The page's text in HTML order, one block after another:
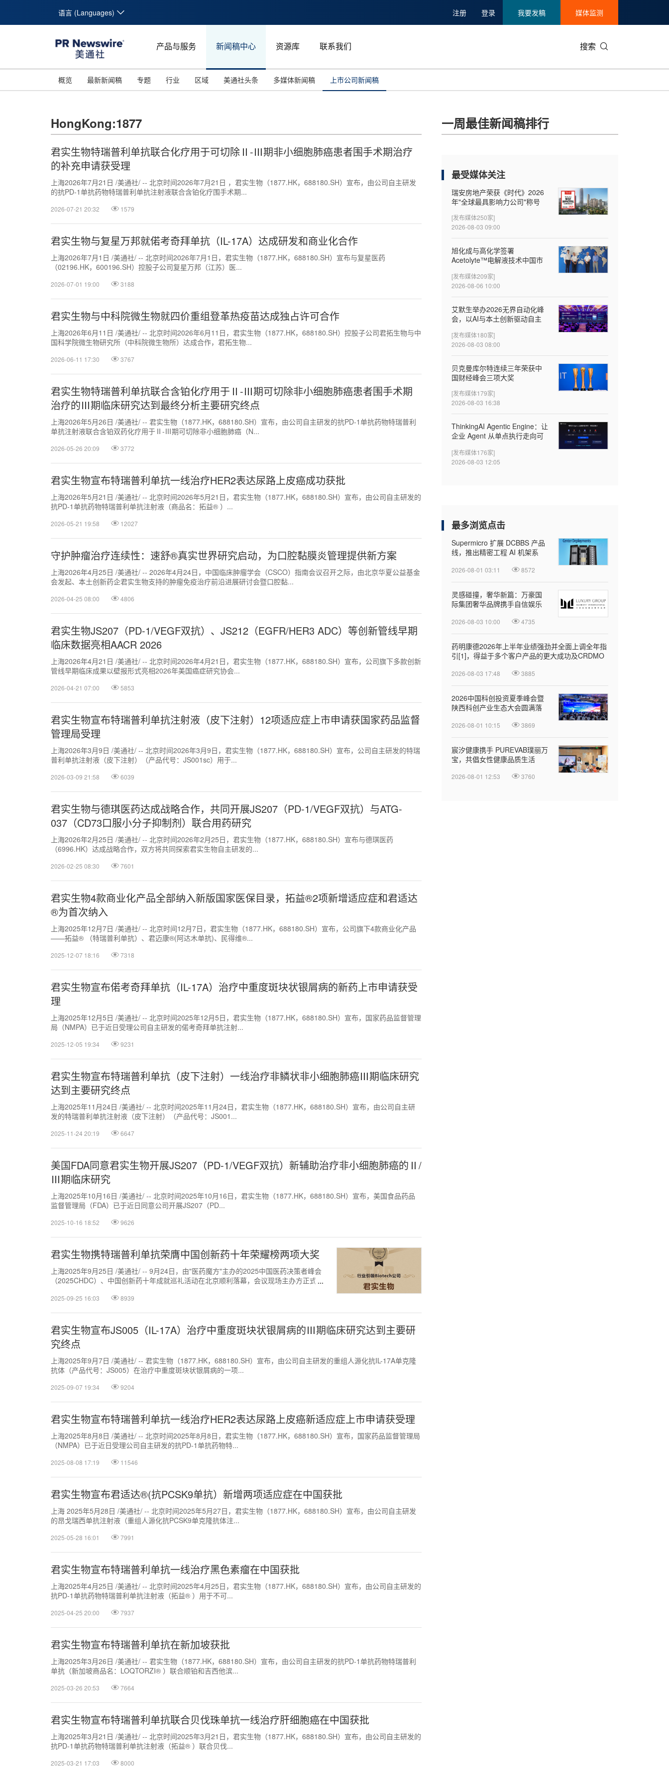
语言 (Languages) 注册 登录 我要发稿 媒体监测
产品与服务 新闻稿中心 资源库 联系我们 搜索
概览 最新新闻稿 专题
碳中和
人工智能
汉诺威工业博览会
世界杯
行业
娱乐时尚与艺术
体育
广告营销传媒
会展
区域
新加坡
美通社头条 多媒体新闻稿 上市公司新闻稿
HongKong:1877
君实生物特瑞普利单抗联合化疗用于可切除Ⅱ-Ⅲ期非小细胞肺癌患者围手术期治疗
的补充申请获受理
上海2026年7月21日 /美通社/ -- 北京时间2026年7月21日 ，君实生物（1877.HK，688180.SH）宣布，由公司自主研发
的抗PD-1单抗药物特瑞普利单抗注射液联合含铂化疗围手术期...
2026-07-21 20:32 1579
君实生物与复星万邦就偌考奇拜单抗（IL-17A）达成研发和商业化合作
上海2026年7月1日 /美通社/ -- 北京时间2026年7月1日，君实生物（1877.HK，688180.SH）宣布与复星医药
（02196.HK，600196.SH）控股子公司复星万邦（江苏）医...
2026-07-01 19:00 3188
君实生物与中科院微生物就四价重组登革热疫苗达成独占许可合作
上海2026年6月11日 /美通社/ -- 北京时间2026年6月11日，君实生物（1877.HK，688180.SH）控股子公司君拓生物与中
国科学院微生物研究所（中科院微生物所）达成合作，君拓生物...
2026-06-11 17:30 3767
君实生物特瑞普利单抗联合含铂化疗用于Ⅱ-Ⅲ期可切除非小细胞肺癌患者围手术期
治疗的Ⅲ期临床研究达到最终分析主要研究终点
上海2026年5月26日 /美通社/ -- 君实生物（1877.HK，688180.SH）宣布，由公司自主研发的抗PD-1单抗药物特瑞普利
单抗注射液联合含铂双药化疗用于Ⅱ-Ⅲ期可切除非小细胞肺癌（N...
2026-05-26 20:09 3772
君实生物宣布特瑞普利单抗一线治疗HER2表达尿路上皮癌成功获批
上海2026年5月21日 /美通社/ -- 北京时间2026年5月21日，君实生物（1877.HK，688180.SH）宣布，由公司自主研发的
抗PD-1单抗药物特瑞普利单抗注射液（商品名：拓益® ）...
2026-05-21 19:58 12027
守护肿瘤治疗连续性：速舒®真实世界研究启动，为口腔黏膜炎管理提供新方案
上海2026年4月25日 /美通社/ -- 2026年4月24日，中国临床肿瘤学会（CSCO）指南会议召开之际，由北京华夏公益基金
会发起、本土创新药企君实生物支持的肿瘤免疫治疗前沿进展研讨会暨口腔黏...
2026-04-25 08:00 4806
君实生物JS207（PD-1/VEGF双抗）、JS212（EGFR/HER3 ADC）等创新管线早期
临床数据亮相AACR 2026
上海2026年4月21日 /美通社/ -- 北京时间2026年4月21日，君实生物（1877.HK，688180.SH）宣布，公司旗下多款创新
管线早期临床成果以壁报形式亮相2026年美国癌症研究协会...
2026-04-21 07:00 5853
君实生物宣布特瑞普利单抗注射液（皮下注射）12项适应症上市申请获国家药品监督
管理局受理
上海2026年3月9日 /美通社/ -- 北京时间2026年3月9日，君实生物（1877.HK，688180.SH）宣布，公司自主研发的特瑞
普利单抗注射液（皮下注射）（产品代号：JS001sc）用于...
2026-03-09 21:58 6039
君实生物与德琪医药达成战略合作，共同开展JS207（PD-1/VEGF双抗）与ATG-
037（CD73口服小分子抑制剂）联合用药研究
上海2026年2月25日 /美通社/ -- 北京时间2026年2月25日，君实生物（1877.HK，688180.SH）宣布与德琪医药
（6996.HK）达成战略合作，双方将共同探索君实生物自主研发的...
2026-02-25 08:30 7601
君实生物4款商业化产品全部纳入新版国家医保目录，拓益®2项新增适应症和君适达
®为首次纳入
上海2025年12月7日 /美通社/ -- 北京时间12月7日，君实生物（1877.HK，688180.SH）宣布，公司旗下4款商业化产品
——拓益® （特瑞普利单抗）、君迈康®(阿达木单抗)、民得维®...
2025-12-07 18:16 7318
君实生物宣布偌考奇拜单抗（IL-17A）治疗中重度斑块状银屑病的新药上市申请获受
理
上海2025年12月5日 /美通社/ -- 北京时间2025年12月5日，君实生物（1877.HK，688180.SH）宣布，国家药品监督管理
局（NMPA）已于近日受理公司自主研发的偌考奇拜单抗注射...
2025-12-05 19:34 9231
君实生物宣布特瑞普利单抗（皮下注射）一线治疗非鳞状非小细胞肺癌Ⅲ期临床研究
达到主要研究终点
上海2025年11月24日 /美通社/ -- 北京时间2025年11月24日，君实生物（1877.HK，688180.SH）宣布，由公司自主研
发的特瑞普利单抗注射液（皮下注射）（产品代号：JS001...
2025-11-24 20:19 6647
美国FDA同意君实生物开展JS207（PD-1/VEGF双抗）新辅助治疗非小细胞肺癌的Ⅱ/
Ⅲ期临床研究
上海2025年10月16日 /美通社/ -- 北京时间2025年10月16日，君实生物（1877.HK，688180.SH）宣布，美国食品药品
监督管理局（FDA）已于近日同意公司开展JS207（PD...
2025-10-16 18:52 9626
君实生物携特瑞普利单抗荣膺中国创新药十年荣耀榜两项大奖
上海2025年9月25日 /美通社/ -- 9月24日，由"医药魔方"主办的2025中国医药决策者峰会
（2025CHDC）、中国创新药十年成就巡礼活动在北京顺利落幕，会议现场主办方正式揭
2025-09-25 16:03 8939
君实生物宣布JS005（IL-17A）治疗中重度斑块状银屑病的Ⅲ期临床研究达到主要研
究终点
上海2025年9月7日 /美通社/ -- 君实生物（1877.HK，688180.SH）宣布，由公司自主研发的重组人源化抗IL-17A单克隆
抗体（产品代号：JS005）在治疗中重度斑块状银屑病的一项...
2025-09-07 19:34 9204
君实生物宣布特瑞普利单抗一线治疗HER2表达尿路上皮癌新适应症上市申请获受理
上海2025年8月8日 /美通社/ -- 北京时间2025年8月8日，君实生物（1877.HK，688180.SH）宣布，国家药品监督管理局
（NMPA）已于近日受理公司自主研发的抗PD-1单抗药物特...
2025-08-08 17:19 11546
君实生物宣布君适达®(抗PCSK9单抗）新增两项适应症在中国获批
上海 2025年5月28日 /美通社/ -- 北京时间2025年5月27日，君实生物（1877.HK，688180.SH）宣布，由公司自主研发
的昂戈瑞西单抗注射液（重组人源化抗PCSK9单克隆抗体注...
2025-05-28 16:01 7991
君实生物宣布特瑞普利单抗一线治疗黑色素瘤在中国获批
上海2025年4月25日 /美通社/ -- 北京时间2025年4月25日，君实生物（1877.HK，688180.SH）宣布，由公司自主研发的
抗PD-1单抗药物特瑞普利单抗注射液（拓益® ）用于不可...
2025-04-25 20:00 7937
君实生物宣布特瑞普利单抗在新加坡获批
上海2025年3月26日 /美通社/ -- 君实生物（1877.HK，688180.SH）宣布，由公司自主研发的抗PD-1单抗药物特瑞普利
单抗（新加坡商品名：LOQTORZI® ）联合顺铂和吉西他滨...
2025-03-26 20:53 7664
君实生物宣布特瑞普利单抗联合贝伐珠单抗一线治疗肝细胞癌在中国获批
上海2025年3月21日 /美通社/ -- 北京时间2025年3月21日，君实生物（1877.HK，688180.SH）宣布，由公司自主研发的
抗PD-1单抗药物特瑞普利单抗注射液（拓益® ）联合贝伐...
2025-03-21 17:03 8000
一周最佳新闻稿排行
最受媒体关注
瑞安房地产荣获《时代》2026
年"全球最具影响力公司"称号
[发布媒体250家]
2026-08-03 09:00
旭化成与高化学签署
Acetolyte™电解液技术中国市
[发布媒体209家]
2026-08-06 10:00
‌艾默生举办2026无界自动化峰
会，以AI与本土创新驱动自主
[发布媒体180家]
2026-08-03 08:00
贝克曼库尔特连续三年荣获中
国财经峰会三项大奖
[发布媒体179家]
2026-08-03 16:38
ThinkingAI Agentic Engine：让
企业 Agent 从单点执行走向可
[发布媒体176家]
2026-08-03 12:05
最多浏览点击
Supermicro 扩展 DCBBS 产品
线，推出精密工程 AI 机架系
2026-08-01 03:11 8572
灵感碰撞，奢华新篇：万豪国
际集团奢华品牌携手自信娱乐
2026-08-03 10:00 4735
药明康德2026年上半年业绩强劲并全面上调全年指
引[1]，得益于多个客户产品的更大成功及CRDMO
2026-08-03 17:48 3885
2026中国科创投资夏季峰会暨
陕西科创产业生态大会圆满落
2026-08-01 10:15 3869
宸汐健康携手 PUREVAB璞丽万
宝，共倡女性健康品质生活
2026-08-01 12:53 3760